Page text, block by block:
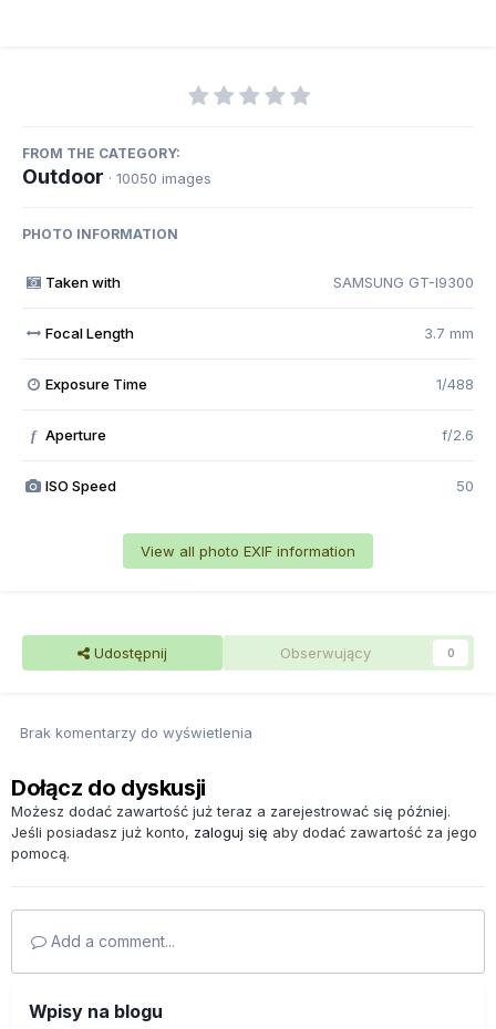
FROM THE CATEGORY:
Outdoor · 10050 images
PHOTO INFORMATION
Taken with SAMSUNG GT-I9300
Focal Length 3.7 mm
Exposure Time 1/488
f Aperture f/2.6
ISO Speed 50
View all photo EXIF information
Udostępnij Obserwujący 0
Brak komentarzy do wyświetlenia
Dołącz do dyskusji
Możesz dodać zawartość już teraz a zarejestrować się później.
Jeśli posiadasz już konto, zaloguj się aby dodać zawartość za jego
pomocą.
Add a comment...
Wpisy na blogu